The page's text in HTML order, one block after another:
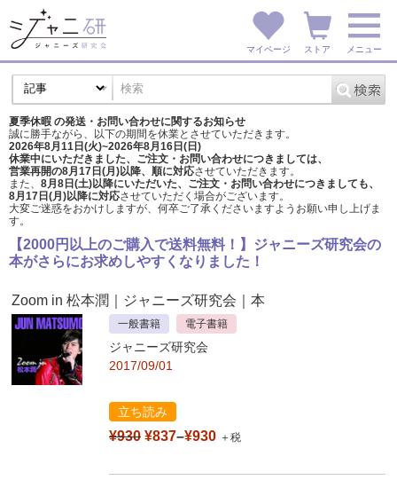
マイページ ストア メニュー
夏季休暇 の発送・お問い合わせに関するお知らせ
誠に勝手ながら、以下の期間を休業とさせていただきます。
2026年8月11日(火)~2026年8月16日(日)
休業中にいただきました、ご注文・お問い合わせにつきましては、
営業再開の8月17日(月)以降、順に対応させていただきます。
また、 8月8日(土)以降にいただいた、ご注文・ お問い合わせにつきましても、
8月17日(月)以降に対応させていただく場合がございます。
大変ご迷惑をおかけしますが、 何卒ご了承くださいますようお願い申し上げま
す。
【2000円以上のご購入で送料無料！】ジャニーズ研究会の
本がさらにお求めしやすくなりました！
Zoom in 松本潤 ｜ジャニーズ研究会｜本
一般書籍 電子書籍
ジャニーズ研究会
2017/09/01
立ち読み
¥930 ¥837–¥930 ＋税